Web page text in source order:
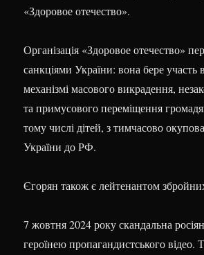
«Здоровое отечество».
Організація «Здоровое отечество»
санкціями України: вона бере участь
механізмі масового викрадення,
та примусового переміщення
тому числі дітей, з тимчасово
України до РФ.
Єгорян також є лейтенантом
7 жовтня 2024 року скандальна
героїнею пропагандистського відео.